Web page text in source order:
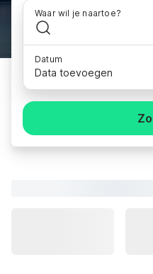
Waar wil je naartoe?
Datum
Data toevoegen